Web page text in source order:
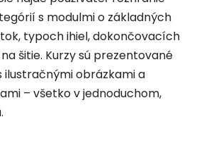
s modulmi o základných
typoch ihiel, dokončovacích
šitie. Kurzy sú prezentované
ilustračnými obrázkami a
– všetko v jednoduchom,